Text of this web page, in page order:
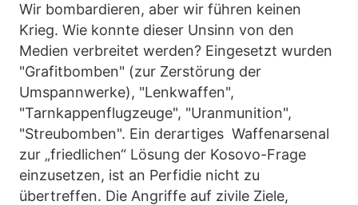
Wir bombardieren, aber wir führen keinen
Krieg. Wie konnte dieser Unsinn von den
Medien verbreitet werden? Eingesetzt wurden
"Grafitbomben" (zur Zerstörung der
Umspannwerke), "Lenkwaffen",
"Tarnkappenflugzeuge", "Uranmunition",
"Streubomben". Ein derartiges Waffenarsenal
zur „friedlichen“ Lösung der Kosovo-Frage
einzusetzen, ist an Perfidie nicht zu
übertreffen. Die Angriffe auf zivile Ziele,